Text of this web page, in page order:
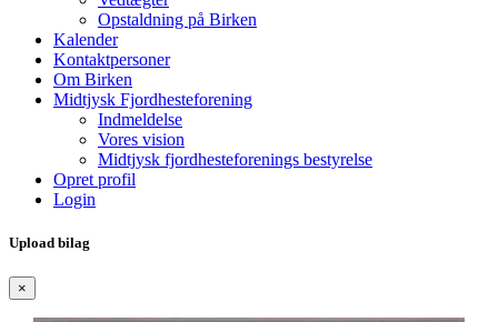
Opstaldning på Birken
Kalender
Kontaktpersoner
Om Birken
Midtjysk Fjordhesteforening
Indmeldelse
Vores vision
Midtjysk fjordhesteforenings bestyrelse
Opret profil
Login
Upload bilag
×